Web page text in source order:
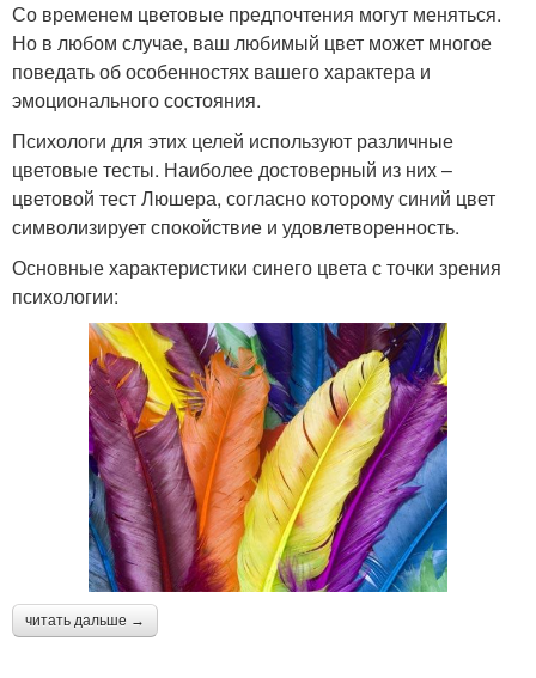
Со временем цветовые предпочтения могут меняться.
Но в любом случае, ваш любимый цвет может многое
поведать об особенностях вашего характера и
эмоционального состояния.
Психологи для этих целей используют различные
цветовые тесты. Наиболее достоверный из них –
цветовой тест Люшера, согласно которому синий цвет
символизирует спокойствие и удовлетворенность.
Основные характеристики синего цвета с точки зрения
психологии:
читать дальше →